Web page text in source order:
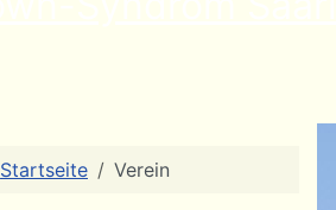
Startseite Verein